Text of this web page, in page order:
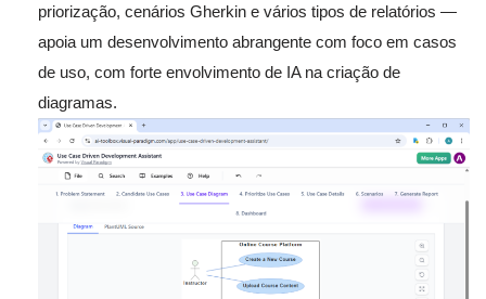
priorização, cenários Gherkin e vários tipos de relatórios —
apoia um desenvolvimento abrangente com foco em casos
de uso, com forte envolvimento de IA na criação de
diagramas.